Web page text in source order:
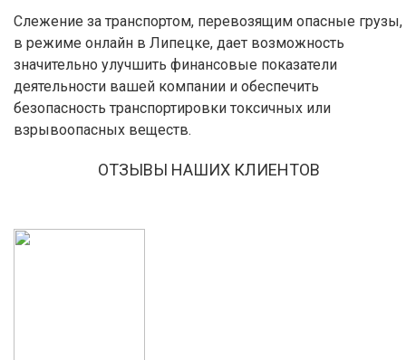
Слежение за транспортом, перевозящим опасные грузы,
в режиме онлайн в Липецке, дает возможность
значительно улучшить финансовые показатели
деятельности вашей компании и обеспечить
безопасность транспортировки токсичных или
взрывоопасных веществ.
ОТЗЫВЫ НАШИХ КЛИЕНТОВ